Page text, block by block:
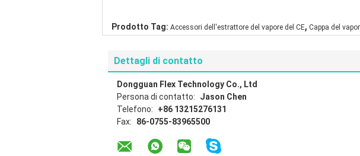
Prodotto Tag: Accessori dell'estrattore del vapore del CE, Cappa del
Dettagli di contatto
Dongguan Flex Technology Co., Ltd
Persona di contatto:
Jason Chen
Telefono:
+86 13215276131
Fax:
86-0755-83965500